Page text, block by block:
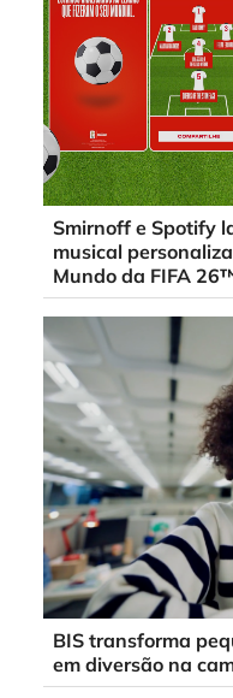
Smirnoff e Spotify
musical
Mundo da FIFA
BIS transforma
em diversão na